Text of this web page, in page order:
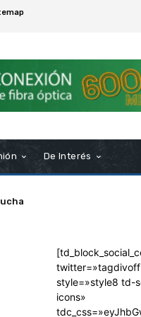
De Interés
style=»style8 td-
icons»